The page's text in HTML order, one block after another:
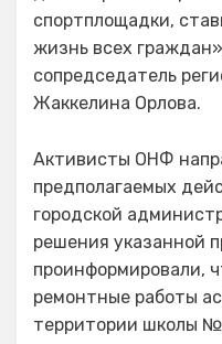
спортплощадки,
жизнь всех
сопредседатель
Жаккелина Орлова.
Активисты ОНФ
предполагаемых
городской
решения указанной
проинформировали,
ремонтные работы
территории школы